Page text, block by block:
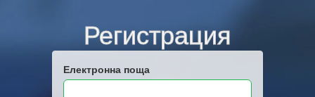
Регистрация
Електронна поща